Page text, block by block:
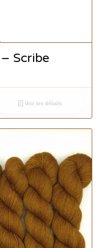
Scribe
Voir les détails